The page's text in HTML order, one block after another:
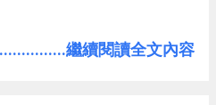
以讓玩家沉浸在歡樂興奮
何 15分鐘 完成 宜蘭美食
繼續閱讀全文內容